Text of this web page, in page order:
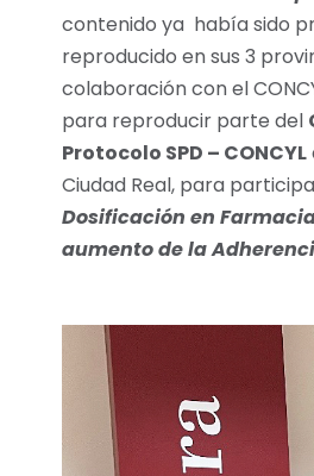
contenido ya había sido
reproducido en sus 3
colaboración con el
para reproducir parte del
Protocolo SPD – CONCYL
Ciudad Real, para
Dosificación en
aumento de la